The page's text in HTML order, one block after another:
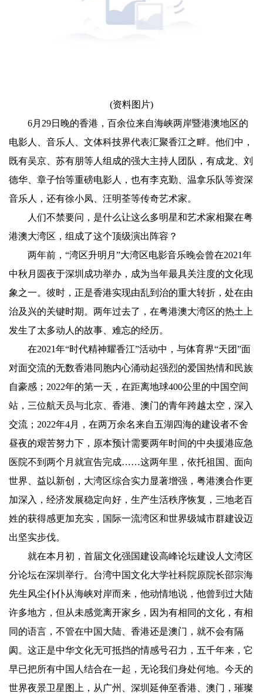
(资料图片)
6月29日晚的香港，百余位来自海峡两岸暨港澳地区的
电影人、音乐人、文体科技界代表汇聚香江之畔。他们中，
既有吴京、苏有朋等人组成的强大主持人团队，有成龙、刘
德华、章子怡等重磅电影人，也有李克勤、温拿乐队等资深
音乐人，还有徐小凤、汪明荃等传奇艺术家。
人们不禁要问，是什么让这么多明星和艺术家相聚在粤
港澳大湾区，组成了这个顶级演出阵容？
两年前，“湾区升明月”大湾区电影音乐晚会曾在2021年
中秋月圆夜于深圳成功举办，成为当年最具关注度的文化现
象之一。彼时，正是香港实现由乱到治的重大转折，处在由
治及兴的关键时期。两年过去了，在粤港澳大湾区的热土上
发生了太多动人的故事、难忘的经历。
在2021年“时代精神耀香江”活动中，与体育界“天团”面
对面交流的无数香港同胞内心涌动起强烈的爱国热情和民族
自豪感；2022年的第一天，在距离地球400公里的中国空间
站，三位航天员与北京、香港、澳门的青年跨越太空，深入
交流；2022年4月，在两万余名来自五湖四海的建设者不舍
昼夜的艰苦努力下，原本预计需要两年时间的中央援港应急
医院不到两个月就宣告完成……这两年里，依托祖国、面向
世界、益以新创，大湾区综合实力显著增强，粤港澳合作更
加深入，经济发展稳定向好，生产生活秩序恢复，三地老百
姓的获得感更加充实，国际一流湾区和世界级城市群建设迈
出坚实步伐。
就在本月初，首届文化强国建设高峰论坛建设人文湾区
分论坛在深圳举行。台湾中国文化大学社科院原院长邵宗海
先生风尘仆仆从海峡对岸而来，他动情地说，他曾到过大陆
许多地方，但从未感觉离开家乡，因为有相同的文化，有相
同的语言，不管在中国大陆、香港还是澳门，就不会有隔
阂。这正是中华文化无可抵挡的情感号召力，五千年来，它
早已把所有中国人结合在一起，无论我们身处何地。今天的
世界夜景卫星图上，从广州、深圳延伸至香港、澳门，璀璨